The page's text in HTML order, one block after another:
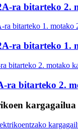
ra bitarteko 2.
ra bitarteko 1.
ra bitarteko 2.
kargagailua